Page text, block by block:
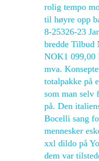
rolig tempo
til høyre opp
8-25326-23
bredde Tilbud
NOK1 099,00
mva.
totalpakke på
som man selv
på. Den
Bocelli sang
mennesker
xxl dildo på
dem var